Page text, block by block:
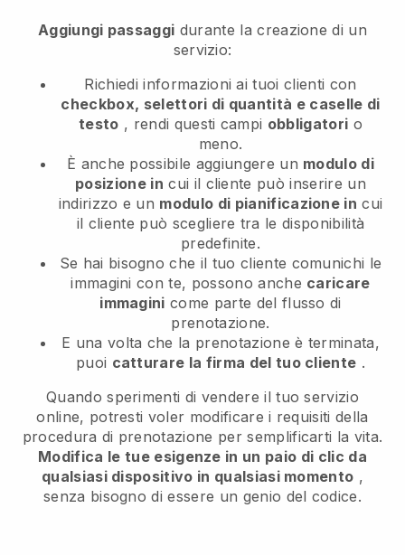
Aggiungi passaggi durante la creazione di un
servizio:
Richiedi informazioni ai tuoi clienti con
checkbox, selettori di quantità e caselle di
testo , rendi questi campi obbligatori o
meno.
È anche possibile aggiungere un modulo di
posizione in cui il cliente può inserire un
indirizzo e un modulo di pianificazione in cui
il cliente può scegliere tra le disponibilità
predefinite.
Se hai bisogno che il tuo cliente comunichi le
immagini con te, possono anche caricare
immagini come parte del flusso di
prenotazione.
E una volta che la prenotazione è terminata,
puoi catturare la firma del tuo cliente .
Quando sperimenti di vendere il tuo servizio
online, potresti voler modificare i requisiti della
procedura di prenotazione per semplificarti la vita.
Modifica le tue esigenze in un paio di clic da
qualsiasi dispositivo in qualsiasi momento ,
senza bisogno di essere un genio del codice.